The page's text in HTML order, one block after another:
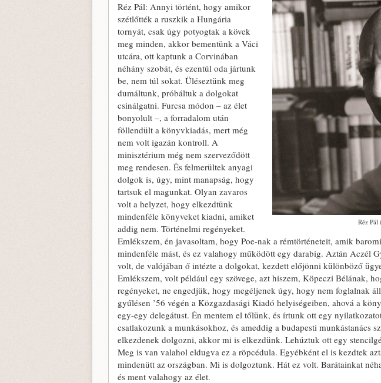
Réz
Réz Pál: Annyi történt, hogy amikor
szétlőtték a ruszkik a Hungária
tornyát, csak úgy potyogtak a kövek
meg minden, akkor bementünk a Váci
utcára, ott kaptunk a Corvinában
néhány szobát, és ezentúl oda jártunk
be, nem túl sokat. Üléseztünk meg
dumáltunk, próbáltuk a dolgokat
csinálgatni. Furcsa módon – az élet
bonyolult –, a forradalom után
föllendült a könyvkiadás, mert még
nem volt igazán kontroll. A
minisztérium még nem szerveződött
meg rendesen. És felmerültek anyagi
dolgok is, úgy, mint manapság, hogy
tartsuk el magunkat. Olyan zavaros
volt a helyzet, hogy elkezdtünk
mindenféle könyveket kiadni, amiket
addig nem. Történelmi regényeket.
Emlékszem, én javasoltam, hogy Poe-nak a rémtörténeteit, amik
mindenféle mást, és ez valahogy működött egy darabig. Aztán Aczél
volt, de valójában ő intézte a dolgokat, kezdett előjönni különböző
Emlékszem, volt például egy szövege, azt hiszem, Köpeczi Bélának,
regényeket, ne engedjük, hogy megéljenek úgy, hogy nem foglalnak
gyűlésen ’56 végén a Közgazdasági Kiadó helyiségeiben, ahová a
egy-egy delegátust. Én mentem el tőlünk, és írtunk ott egy
csatlakozunk a munkásokhoz, és ameddig a budapesti munkástanács
elkezdenek dolgozni, akkor mi is elkezdünk. Lehúztuk ott egy
Meg is van valahol eldugva ez a röpcédula. Egyébként el is kezdtek
mindenütt az országban. Mi is dolgoztunk. Hát ez volt. Barátainkat
és ment valahogy az élet.